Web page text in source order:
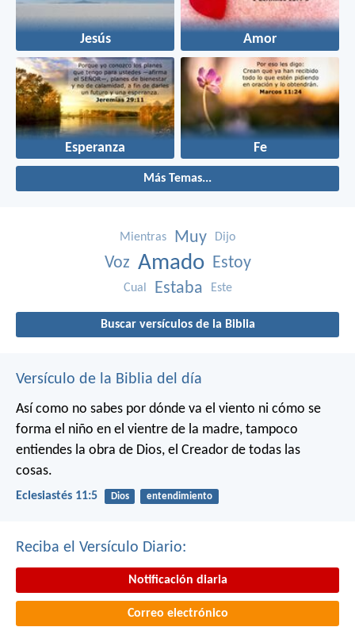
Jesús Amor
Esperanza Fe
Más Temas...
Mientras Muy Dijo
Voz Amado Estoy
Cual Estaba Este
Buscar versículos de la Biblia
Versículo de la Biblia del día
Así como no sabes por dónde va el viento ni cómo se
forma el niño en el vientre de la madre, tampoco
entiendes la obra de Dios, el Creador de todas las
cosas.
Eclesiastés 11:5 Dios entendimiento
Reciba el Versículo Diario:
Notificación diaria
Correo electrónico